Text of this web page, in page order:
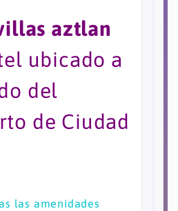
aztlan
ubicado a
del
de Ciudad
las amenidades